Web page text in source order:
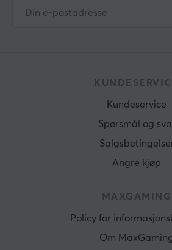
Kundeservice
Spørsmål og
Angre kjøp
MAXGAMING
Policy for
Om